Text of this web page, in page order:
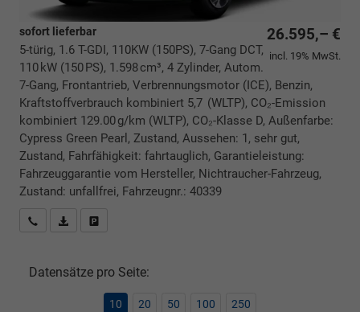
26.595,– €
incl. 19% MwSt.
sofort lieferbar
5-türig, 1.6 T-GDI, 110KW (150PS), 7-Gang DCT,
110 kW (150 PS), 1.598 cm³, 4 Zylinder, Autom.
7-Gang, Frontantrieb, Verbrennungsmotor (ICE), Benzin,
Kraftstoffverbrauch kombiniert 5,7 (WLTP), CO₂-Emission
kombiniert 129.00 g/km (WLTP), CO₂-Klasse D, Außenfarbe:
Cypress Green Pearl, Zustand, Aussehen: 1, sehr gut,
Zustand, Fahrfähigkeit: fahrtauglich, Garantieleistung:
Fahrzeuggarantie vom Hersteller, Nichtraucher-Fahrzeug,
Zustand: unfallfrei, Fahrzeugnr.: 40339
Rückrufbitte absenden
PDF-Datei, Fahrzeugexposé drucken
Datensätze pro Seite:
10 20 50 100 250